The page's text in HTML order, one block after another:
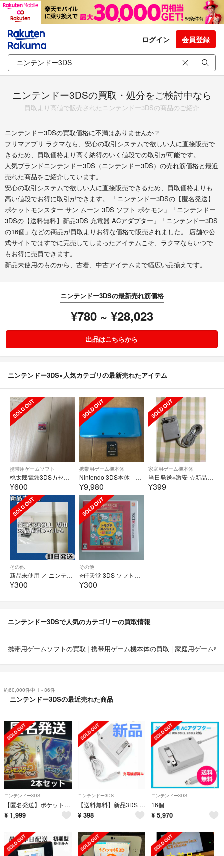
ログイン 会員登録
ニンテンドー3DSの買取・処分をご検討中なら
買取より高値で販売されたニンテンドー3DSの商品のご紹介
ニンテンドー3DSの買取価格に不満はありませんか？
フリマアプリ ラクマなら、安心の取引システムで欲しい人に直接販売で
きるため、買取価格より高く納得のいく値段での取引が可能です。
人気ブランドニンテンドー3DS（ニンテンドー3DS）の売れ筋価格と最近
売れた商品をご紹介しています。
安心の取引システムで欲しい人に直接販売できるため、買取価格よりも
高い値段でお得に取引ができます。 「ニンテンドー3DSの【匿名発送】
ポケットモンスター サン ムーン 3DS ソフト ポケモン」「ニンテンドー
3DSの【送料無料】新品3DS 充電器 ACアダプター」「ニンテンドー3DS
の16個」などの商品が買取よりお得な価格で販売されました。 店舗や公
式サイトではすでに完売してしまったアイテムこそ、ラクマならいつで
もお得に売買できます。
新品未使用のものから、古着、中古アイテムまで幅広い品揃えです。
ニンテンドー3DSの最新売れ筋価格
¥780 ~ ¥28,023
出品はこちらから
ニンテンドー3DS×人気カテゴリの最新売れたアイテム
携帯用ゲームソフト
桃太郎電鉄3DSカセット
¥600
携帯用ゲーム機本体
Nintendo 3DS本体 スカイブルー
¥9,980
家庭用ゲーム機本体
当日発送※激安 ☆新品3ds/2ds/3dsll充電器
¥399
その他
新品未使用 ／ ニンテンドーNew3DS LL 光沢 液晶保護フィルム付
¥300
その他
⭐任天堂 3DS ソフトの空きケースのみ
¥300
ニンテンドー3DSで人気のカテゴリーの買取情報
携帯用ゲームソフトの買取 携帯用ゲーム機本体の買取 家庭用ゲーム機
約60,000件中 1 - 36件
ニンテンドー3DSの最近売れた商品
ニンテンドー3DS
【匿名発送】ポケットモンスター サン ムーン 3DS ソフト ポケモン
¥ 1,999
ニンテンドー3DS
【送料無料】新品3DS 充電器 ACアダプター
¥ 398
ニンテンドー3DS
16個
¥ 5,970